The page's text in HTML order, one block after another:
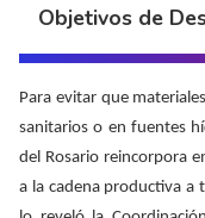
Objetivos de
Para evitar que
sanitarios o en fuentes
del Rosario reincorpora
a la cadena productiva a